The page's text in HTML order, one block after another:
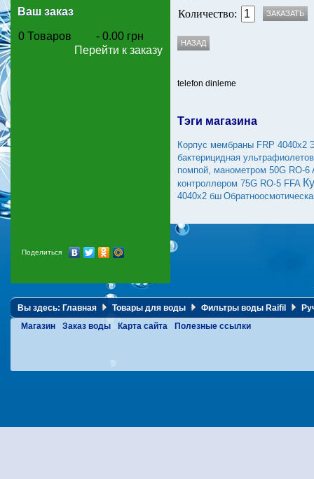
Ваш заказ
0 Товаров - 0.00 грн
Перейти к заказу
Поделиться
Количество:
telefon dinleme
Тэги магазина
Корпус мембраны FRP 4040х2
бактерицидная
помпой, манометром 50G RO-6
контроллером 75G RO-5 FFA
4040х2 бш
Вы здесь: Главная Товары для воды Фильтры воды Raifil
Магазин
Заказ воды Карта сайта Полезные ссылки